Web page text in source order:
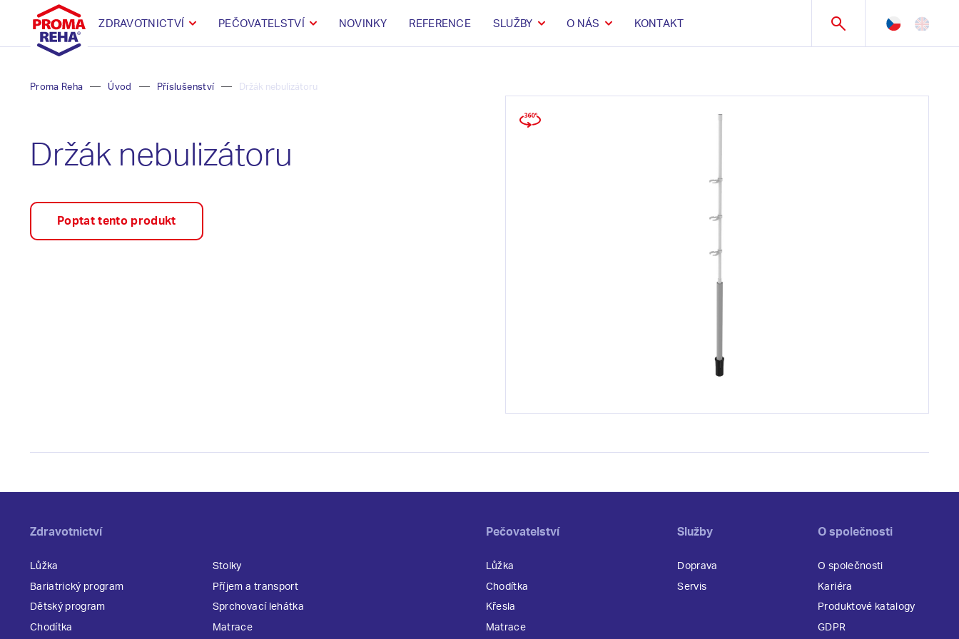
ZDRAVOTNICTVÍ PEČOVATELSTVÍ NOVINKY REFERENCE SLUŽBY O NÁS KONTAKT
Proma Reha Úvod Příslušenství Držák nebulizátoru
Držák nebulizátoru
Poptat tento produkt
Zdravotnictví
Lůžka
Bariatrický program
Dětský program
Chodítka
Stolky
Příjem a transport
Sprchovací lehátka
Matrace
Pečovatelství
Lůžka
Chodítka
Křesla
Matrace
Služby
Doprava
Servis
O společnosti
O společnosti
Kariéra
Produktové katalogy
GDPR